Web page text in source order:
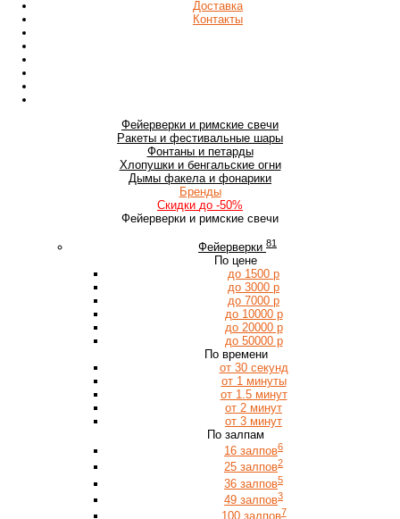
Доставка
Контакты
Фейерверки и римские свечи
Ракеты и фестивальные шары
Фонтаны и петарды
Хлопушки и бенгальские огни
Дымы факела и фонарики
Бренды
Скидки до -50%
Фейерверки и римские свечи
Фейерверки 81
По цене
до 1500 р
до 3000 р
до 7000 р
до 10000 р
до 20000 р
до 50000 р
По времени
от 30 секунд
от 1 минуты
от 1.5 минут
от 2 минут
от 3 минут
По залпам
16 залпов6
25 залпов2
36 залпов5
49 залпов3
100 залпов7